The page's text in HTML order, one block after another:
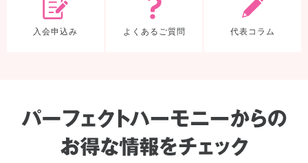
入会申込み よくあるご質問 代表コラム